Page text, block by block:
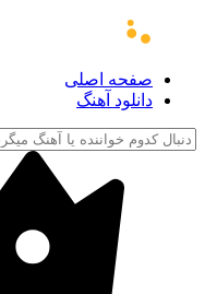
صفحه اصلی
دانلود آهنگ